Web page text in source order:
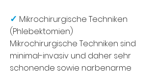
✓ Mikrochirurgische Techniken
(Phlebektomien)
Mikrochirurgische Techniken sind
minimal-invasiv und daher sehr
schonende sowie narbenarme